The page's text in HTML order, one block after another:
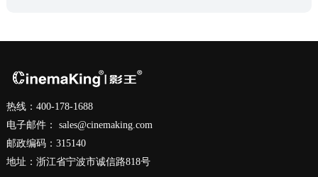
热线：400-178-1688
电子邮件： sales@cinemaking.com
邮政编码：315140
地址：浙江省宁波市诚信路818号